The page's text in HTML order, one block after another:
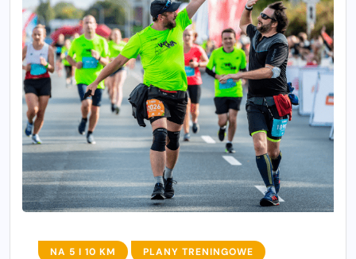
NA 5 I 10 KM PLANY TRENINGOWE